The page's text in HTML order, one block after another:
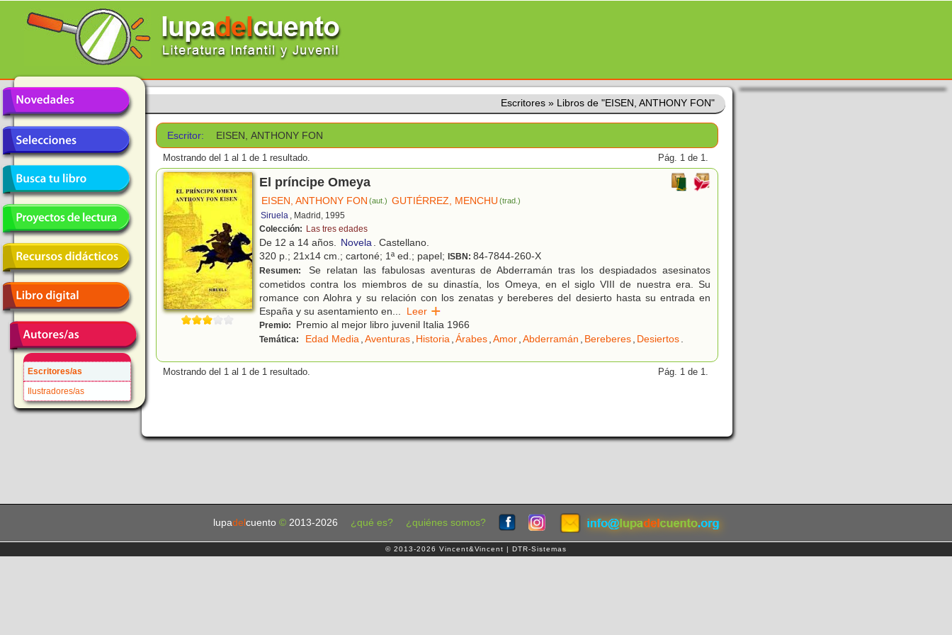
Escritores/as
Ilustradores/as
Escritores » Libros de "EISEN, ANTHONY FON"
Escritor: EISEN, ANTHONY FON
Mostrando del 1 al 1 de 1 resultado. Pág. 1 de 1.
El príncipe Omeya
EISEN, ANTHONY FON (aut.) GUTIÉRREZ, MENCHU (trad.)
Siruela , Madrid, 1995
Colección: Las tres edades
De 12 a 14 años. Novela. Castellano.
320 p.; 21x14 cm.; cartoné; 1ª ed.; papel; ISBN: 84-7844-260-X
Resumen:
Se relatan las fabulosas aventuras de Abderramán tras los despiadados asesinatos
cometidos contra los miembros de su dinastía, los Omeya, en el siglo VIII de nuestra era. Su
romance con Alohra y su relación con los zenatas y bereberes del desierto hasta su entrada en
España y su asentamiento en... Leer
Premio: Premio al mejor libro juvenil Italia 1966
Temática: Edad Media,Aventuras, Historia,Árabes,Amor,Abderramán , Bereberes, Desiertos.
Mostrando del 1 al 1 de 1 resultado. Pág. 1 de 1.
lupadel cuento © 2013-2026 ¿qué es? ¿quiénes somos?
© 2013-2026 Vincent&Vincent | DTR-Sistemas